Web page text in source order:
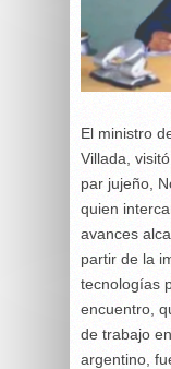
El ministro
Villada,
par jujeño,
quien
avances
partir de la
tecnologías
encuentro,
de trabajo
argentino,